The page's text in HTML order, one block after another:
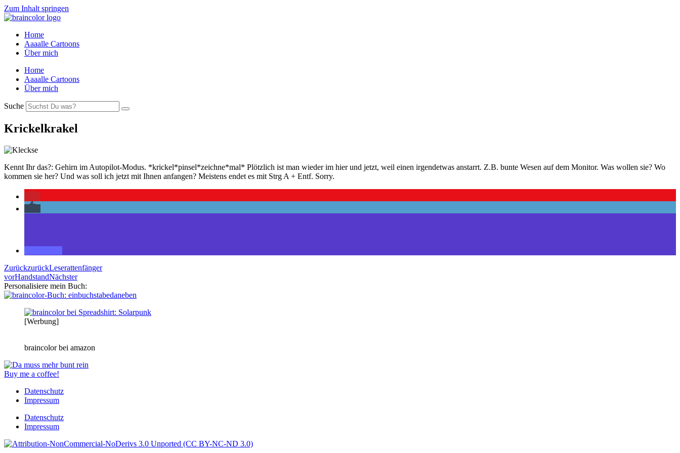
Zum Inhalt springen
Home
Aaaalle Cartoons
Über mich
Home
Aaaalle Cartoons
Über mich
Suche
Krickelkrakel
Kennt Ihr das?: Gehirn im Autopilot-Modus. *krickel*pinsel*zeichne*mal* Plötzlich ist man wieder im hier und jetzt, weil einen irgendetwas anstarrt. Z.B. bunte Wesen auf dem Monitor. Was wollen sie? Wo
kommen sie her? Und was soll ich jetzt mit Ihnen anfangen? Meistens endet es mit Strg A + Entf. Sorry.
ZurückzurückLeserattenfänger
vorHandstandNächster
Personalisiere mein Buch:
[Werbung]
braincolor bei amazon
Buy me a coffee!
Datenschutz
Impressum
Datenschutz
Impressum